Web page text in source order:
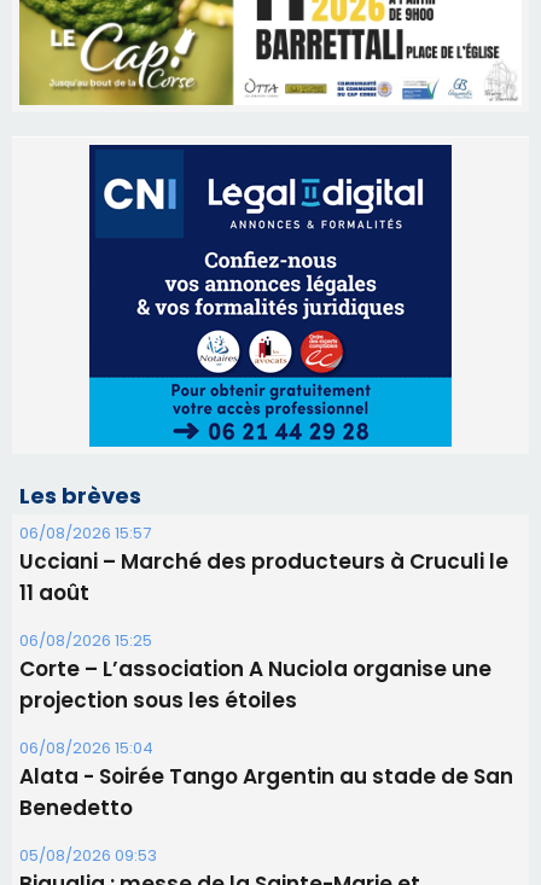
Les brèves
Ucciani – Marché des producteurs à Cruculi le
Corte – L’association A Nuciola organise une
projection sous les étoiles
Alata - Soirée Tango Argentin au stade de San
Benedetto
05/08/2026 09:53
Biguglia : messe de la Sainte-Marie et
procession le 14 août
31/07/2026 08:24
Tennis - Début ce week-end du tournoi du
RCPV
31/07/2026 08:22
82ème anniversaire de la disparition du
Commandant Antoine de Saint Exupery